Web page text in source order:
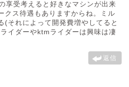
享受考えると好きなマシンが出来
クス待遇もありますからね。ミル
(それによって開発費増やしてると
イダーやktmライダーは興味は凄
返信